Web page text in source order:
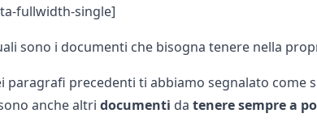
fullwidth-single]
sono i documenti che bisogna tenere nella
paragrafi precedenti ti abbiamo segnalato
anche altri documenti da tenere sempre a